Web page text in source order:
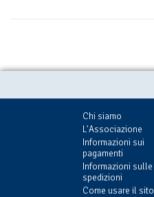
Chi siamo
L'Associazione
Informazioni sui
pagamenti
Informazioni sulle
spedizioni
Come usare il sito